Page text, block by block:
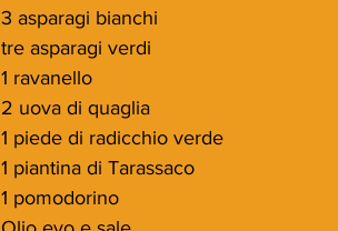
3 asparagi bianchi
tre asparagi verdi
1 ravanello
2 uova di quaglia
1 piede di radicchio verde
1 piantina di Tarassaco
1 pomodorino